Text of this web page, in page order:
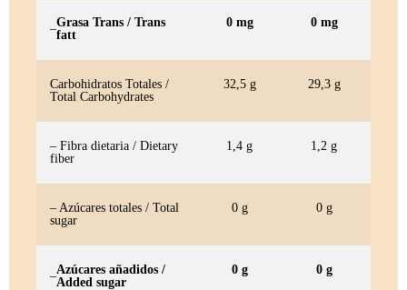
–Grasa Trans / Trans
fatt
0 mg 0 mg
Carbohidratos Totales /
Total Carbohydrates
32,5 g 29,3 g
– Fibra dietaria / Dietary
fiber
1,4 g 1,2 g
– Azúcares totales / Total
sugar
0 g 0 g
–Azúcares añadidos /
Added sugar
0 g 0 g